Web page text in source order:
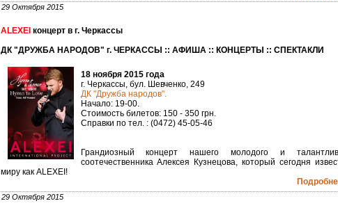
29 Октября 2015
ALEXEI концерт в г. Черкассы
ДК "ДРУЖБА НАРОДОВ" г. ЧЕРКАССЫ :: АФИША :: КОНЦЕРТЫ :: СПЕКТАКЛИ
18 ноября 2015 года
г. Черкассы, бул. Шевченко, 249
ДК "Дружба народов".
Начало: 19-00.
Стоимость билетов: 150 - 350 грн.
Справки по тел. : (0472) 45-05-46
Грандиозный концерт нашего молодого и
соотечественника Алексея Кузнецова, который сегодня
миру как ALEXEI!
29 Октября 2015